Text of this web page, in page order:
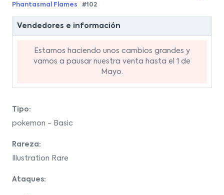
Phantasmal Flames #102
Vendedores e información
Estamos haciendo unos cambios grandes y
vamos a pausar nuestra venta hasta el 1 de
Mayo.
Tipo:
pokemon - Basic
Rareza:
Illustration Rare
Ataques: